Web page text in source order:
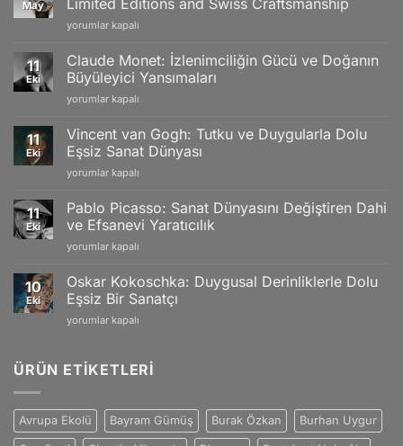
May
Limited Editions and Swiss Craftsmanship
Antoine
Watches:
18k
Gold
Models,
Editions
and
Swiss
Craftsmanship
yorumlar kapalı
11
Eki
Claude Monet: İzlenimciliğin Gücü ve Doğanın
Büyüleyici Yansımaları
Claude
İzlenimciliğin
Gücü
ve
Doğanın
Yansımaları
için
yorumlar kapalı
11
Eki
Vincent van Gogh: Tutku ve Duygularla Dolu
Eşsiz Sanat Dünyası
Vincent
Gogh:
Tutku
ve
Duygularla
Eşsiz
Sanat
Dünyası
için
yorumlar kapalı
11
Eki
Pablo Picasso: Sanat Dünyasını Değiştiren Dahi
ve Efsanevi Yaratıcılık
Pablo
Sanat
Dünyasını
Değiştiren
Dahi
Yaratıcılık
yorumlar kapalı
10
Eki
Oskar Kokoschka: Duygusal Derinliklerle Dolu
Eşsiz Bir Sanatçı
Oskar
Derinliklerle
Bir
Sanatçı
için
yorumlar kapalı
ÜRÜN ETIKETLERI
Avrupa Ekolü Bayram Gümüş Burak Özkan Burhan Uygur